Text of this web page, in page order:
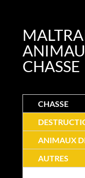
CHASSE
CHASSE
ANIMAUX
AUTRES